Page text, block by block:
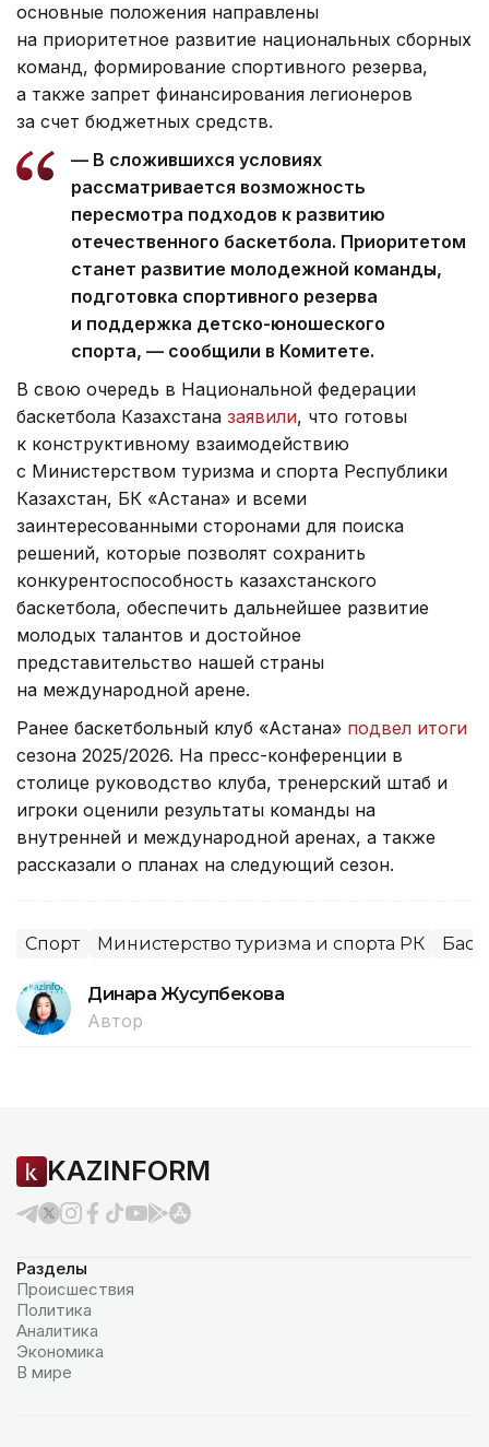
основные положения направлены
на приоритетное развитие национальных сборных
команд, формирование спортивного резерва,
а также запрет финансирования легионеров
за счет бюджетных средств.
— В сложившихся условиях
рассматривается возможность
пересмотра подходов к развитию
отечественного баскетбола. Приоритетом
станет развитие молодежной команды,
подготовка спортивного резерва
и поддержка детско-юношеского
спорта, — сообщили в Комитете.
В свою очередь в Национальной федерации
баскетбола Казахстана заявили, что готовы
к конструктивному взаимодействию
с Министерством туризма и спорта Республики
Казахстан, БК «Астана» и всеми
заинтересованными сторонами для поиска
решений, которые позволят сохранить
конкурентоспособность казахстанского
баскетбола, обеспечить дальнейшее развитие
молодых талантов и достойное
представительство нашей страны
на международной арене.
Ранее баскетбольный клуб «Астана» подвел итоги
сезона 2025/2026. На пресс-конференции в
столице руководство клуба, тренерский штаб и
игроки оценили результаты команды на
внутренней и международной аренах, а также
рассказали о планах на следующий сезон.
Спорт Министерство туризма и спорта РК
Динара Жусупбекова
Автор
KAZINFORM
Разделы
Происшествия
Политика
Аналитика
Экономика
В мире